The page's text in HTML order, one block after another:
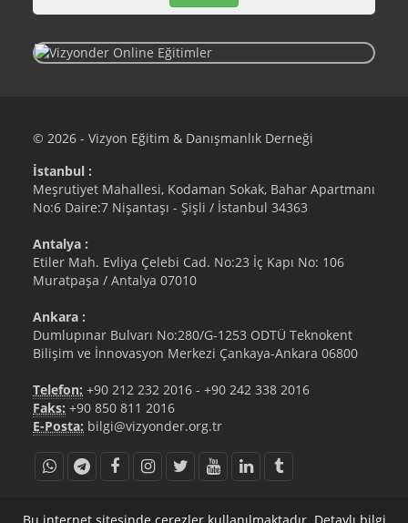
© 2026 - Vizyon Eğitim & Danışmanlık Derneği
İstanbul :
Meşrutiyet Mahallesi, Kodaman Sokak, Bahar Apartmanı
No:6 Daire:7 Nişantaşı - Şişli / İstanbul 34363
Antalya :
Etiler Mah. Evliya Çelebi Cad. No:23 İç Kapı No: 106
Muratpaşa / Antalya 07010
Ankara :
Dumlupınar Bulvarı No:280/G-1253 ODTÜ Teknokent
Bilişim ve İnnovasyon Merkezi Çankaya-Ankara 06800
Telefon: +90 212 232 2016 - +90 242 338 2016
Faks: +90 850 811 2016
E-Posta: bilgi@vizyonder.org.tr